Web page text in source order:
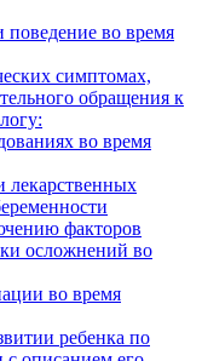
во время
симптомах,
обращения к
во время
факторов
осложнений во
во время
ребенка по